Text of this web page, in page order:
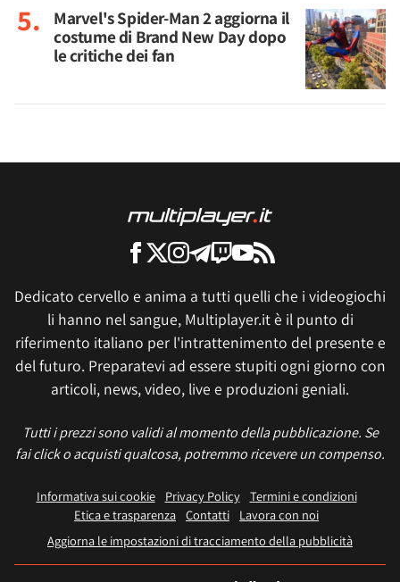
Marvel's Spider-Man 2 aggiorna il
costume di Brand New Day dopo
le critiche dei fan
Dedicato cervello e anima a tutti quelli che i videogiochi
li hanno nel sangue, Multiplayer.it è il punto di
riferimento italiano per l'intrattenimento del presente e
del futuro. Preparatevi ad essere stupiti ogni giorno con
articoli, news, video, live e produzioni geniali.
Tutti i prezzi sono validi al momento della pubblicazione. Se
fai click o acquisti qualcosa, potremmo ricevere un compenso.
Informativa sui cookie Privacy Policy
Termini e condizioni
Etica e trasparenza Contatti
Lavora con noi
Aggiorna le impostazioni di tracciamento della pubblicità